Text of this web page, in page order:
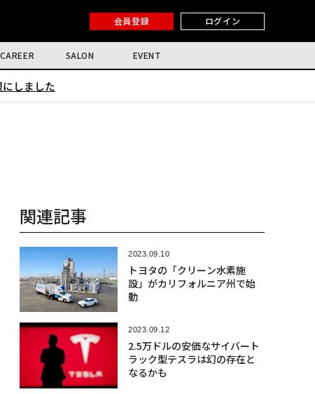
会員登録 ログイン
CAREER SALON EVENT
しました
関連記事
2023.09.10
トヨタの「クリーン水素施
設」がカリフォルニア州で始
動
2023.09.12
2.5万ドルの安価なサイバート
ラック型テスラは幻の存在と
なるかも